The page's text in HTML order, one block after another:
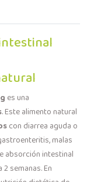
es una
. Este alimento natural
con diarrea aguda o
malas
absorción intestinal
semanas. En